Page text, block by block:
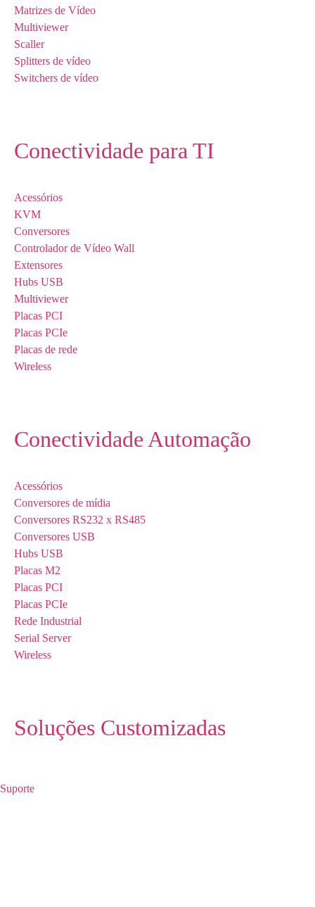
Matrizes de Vídeo
Multiviewer
Scaller
Splitters de vídeo
Switchers de vídeo
Conectividade para TI
Acessórios
KVM
Conversores
Controlador de Vídeo Wall
Extensores
Hubs USB
Multiviewer
Placas PCI
Placas PCIe
Placas de rede
Wireless
Conectividade Automação
Acessórios
Conversores de mídia
Conversores RS232 x RS485
Conversores USB
Hubs USB
Placas M2
Placas PCI
Placas PCIe
Rede Industrial
Serial Server
Wireless
Soluções Customizadas
Suporte